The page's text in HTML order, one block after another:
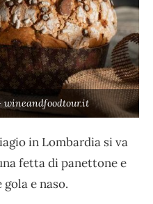
wineandfoodtour.it
in Lombardia si va
fetta di panettone e
e naso.